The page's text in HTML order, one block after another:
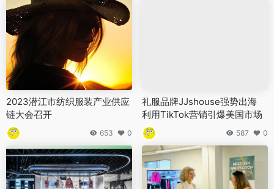
2023潜江市纺织服装产业供应
链大会召开
653 0
礼服品牌JJshouse强势出海
利用TikTok营销引爆美国市场
587 0